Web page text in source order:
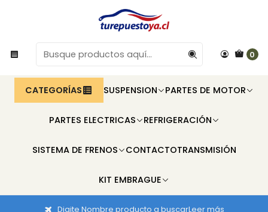
0
CATEGORÍAS SUSPENSION PARTES DE MOTOR
PARTES ELECTRICAS REFRIGERACIÓN
SISTEMA DE FRENOS CONTACTOTRANSMISIÓN
KIT EMBRAGUE
Digite Nombre producto a buscarLeer más